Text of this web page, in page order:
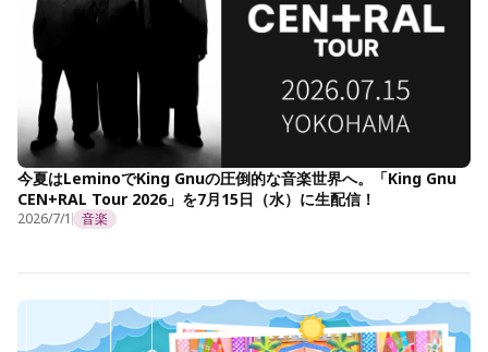
今夏はLeminoでKing Gnuの圧倒的な音楽世界へ。「King Gnu
CEN+RAL Tour 2026」を7月15日（水）に生配信！
2026/7/1 音楽